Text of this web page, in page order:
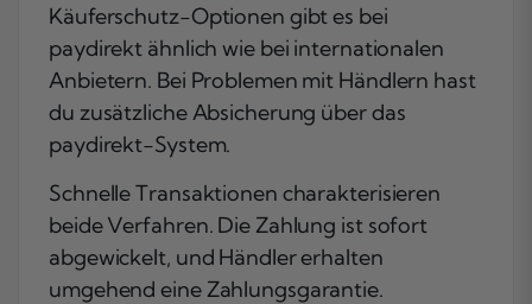
Käuferschutz-Optionen gibt es bei
paydirekt ähnlich wie bei internationalen
Anbietern. Bei Problemen mit Händlern hast
du zusätzliche Absicherung über das
paydirekt-System.
Schnelle Transaktionen charakterisieren
beide Verfahren. Die Zahlung ist sofort
abgewickelt, und Händler erhalten
umgehend eine Zahlungsgarantie.